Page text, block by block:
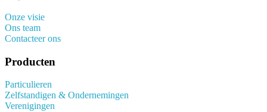
Onze visie
Ons team
Contacteer ons
Producten
Particulieren
Zelfstandigen & Ondernemingen
Verenigingen